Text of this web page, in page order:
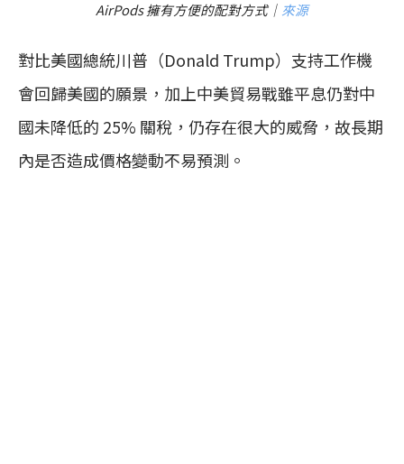
AirPods 擁有方便的配對方式｜ 來源
對比美國總統川普（Donald Trump）支持工作機
會回歸美國的願景，加上中美貿易戰雖平息仍對中
國未降低的 25% 關稅，仍存在很大的威脅，故長期
內是否造成價格變動不易預測。